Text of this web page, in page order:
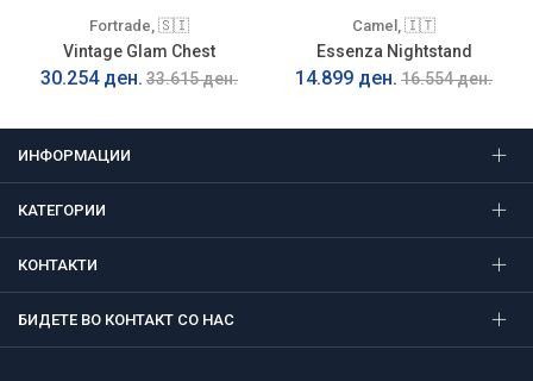
Fortrade, 🇸🇮
Vintage Glam Chest
30.254 ден. 33.615 ден.
Camel, 🇮🇹
Essenza Nightstand
14.899 ден. 16.554 ден.
ИНФОРМАЦИИ
КАТЕГОРИИ
КОНТАКТИ
БИДЕТЕ ВО КОНТАКТ СО НАС